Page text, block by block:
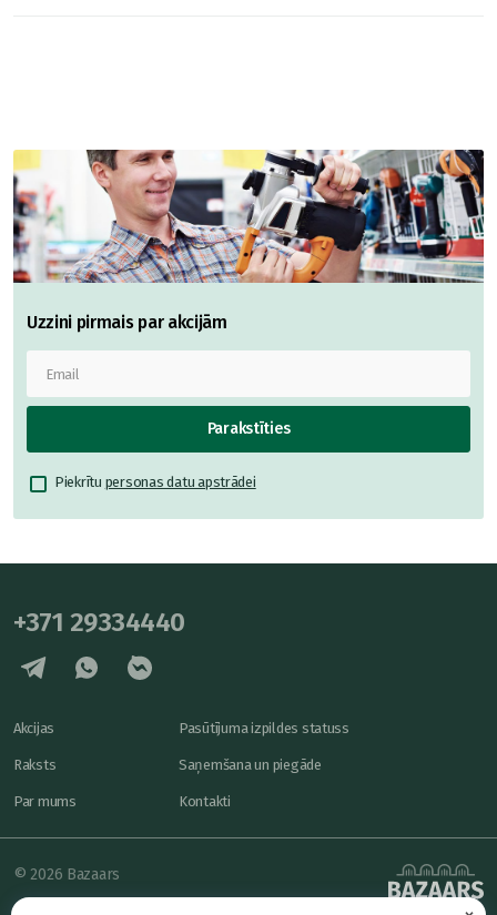
Uzzini pirmais par akcijām
Parakstīties
Piekrītu personas datu apstrādei
+371 29334440
Akcijas
Raksts
Par mums
Pasūtījuma izpildes statuss
Saņemšana un piegāde
Kontakti
© 2026 Bazaars